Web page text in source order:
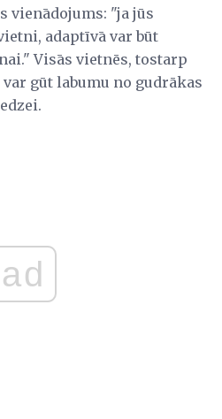
vienādojums: "ja jūs
adaptīvā var būt
Visās vietnēs, tostarp
gūt labumu no gudrākas
ad